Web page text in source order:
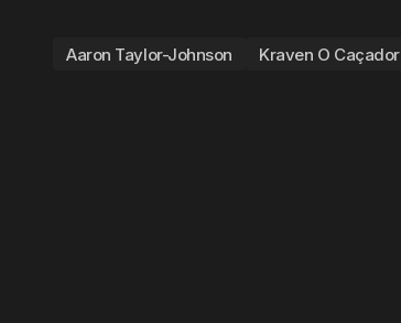
Aaron Taylor-Johnson Kraven O Caçador